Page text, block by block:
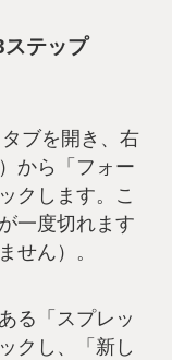
ステップ
ブを開き、右
から「フォー
クします。こ
一度切れます
せん）。
る「スプレッ
クし、「新し